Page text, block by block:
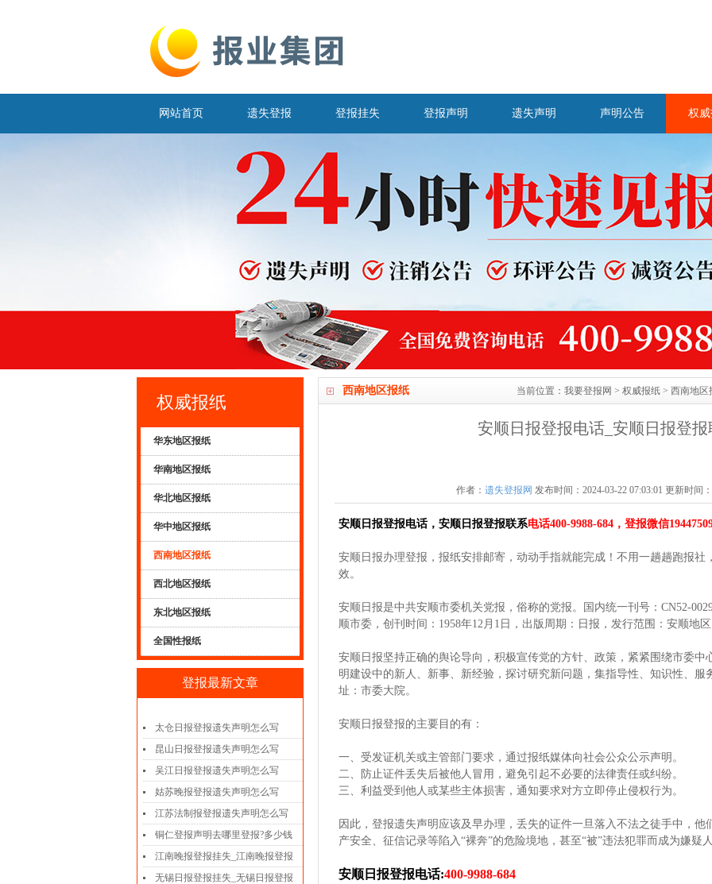
网站首页 遗失登报 登报挂失 登报声明 遗失声明 声明公告 权
西南地区报纸 当前位置： 我要登报网 > 权威报纸 > 西南地区
安顺日报登报电话_安顺日报登
作者： 遗失登报网 发布时间：2024-03-22 07:03:01 更新时间
安顺日报登报电话，安顺日报登报联系电话400-9988-684，登报微信
安顺日报办理登报，报纸安排邮寄，动动手指就能完成！不用一趟趟跑报
效。
安顺日报是中共安顺市委机关党报，俗称的党报。国内统一刊号：CN52-
顺市委，创刊时间：1958年12月1日，出版周期：日报，发行范围：安顺地区
安顺日报坚持正确的舆论导向，积极宣传党的方针、政策，紧紧围绕市委中
明建设中的新人、新事、新经验，探讨研究新问题，集指导性、知识性、
址：市委大院。
安顺日报登报的主要目的有：
一、受发证机关或主管部门要求，通过报纸媒体向社会公众公示声明。
二、防止证件丢失后被他人冒用，避免引起不必要的法律责任或纠纷。
三、利益受到他人或某些主体损害，通知要求对方立即停止侵权行为。
因此，登报遗失声明应该及早办理，丢失的证件一旦落入不法之徒手中，
产安全、征信记录等陷入“裸奔”的危险境地，甚至“被”违法犯罪而成为嫌疑
安顺日报登报电话:400-9988-684
权威报纸
华东地区报纸
华南地区报纸
华北地区报纸
华中地区报纸
西南地区报纸
西北地区报纸
东北地区报纸
全国性报纸
登报最新文章
太仓日报登报遗失声明怎么写
昆山日报登报遗失声明怎么写
吴江日报登报遗失声明怎么写
姑苏晚报登报遗失声明怎么写
江苏法制报登报遗失声明怎么写
铜仁登报声明去哪里登报?多少钱
江南晚报登报挂失_江南晚报登报
无锡日报登报挂失_无锡日报登报